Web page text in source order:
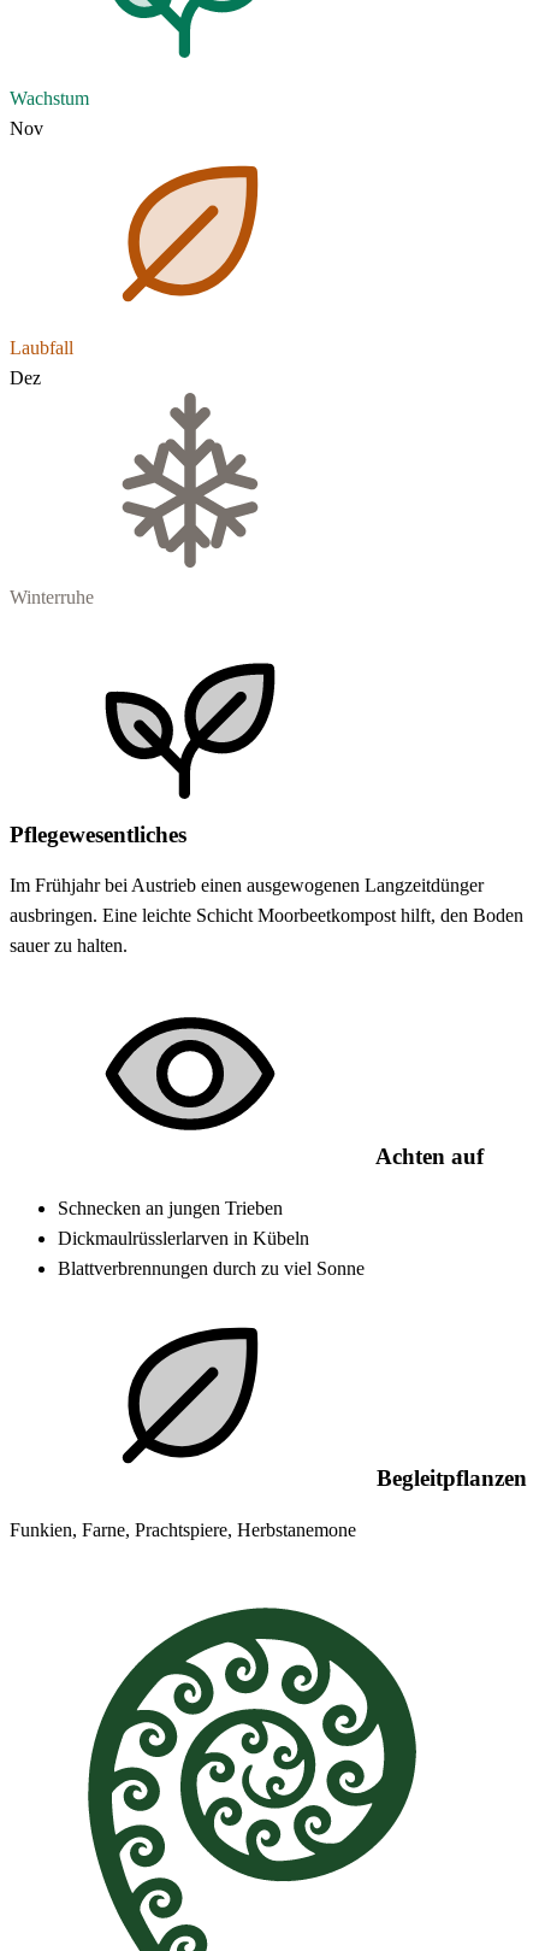
Wachstum
Nov
Laubfall
Dez
Winterruhe
Pflegewesentliches
Im Frühjahr bei Austrieb einen ausgewogenen Langzeitdünger
ausbringen. Eine leichte Schicht Moorbeetkompost hilft, den Boden
sauer zu halten.
Achten auf
Schnecken an jungen Trieben
Dickmaulrüsslerlarven in Kübeln
Blattverbrennungen durch zu viel Sonne
Begleitpflanzen
Funkien, Farne, Prachtspiere, Herbstanemone